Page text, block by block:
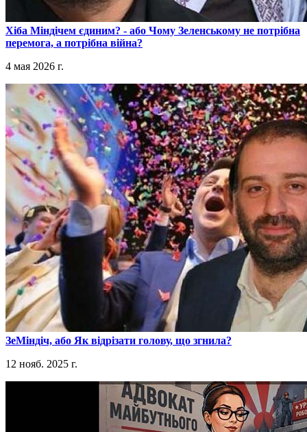
​Хіба Міндічем єдиним? - або Чому Зеленському не потрібна
перемога, а потрібна війна?
4 мая 2026 г.
​ЗеМіндіч, або Як відрізати голову, що згнила?
12 нояб. 2025 г.